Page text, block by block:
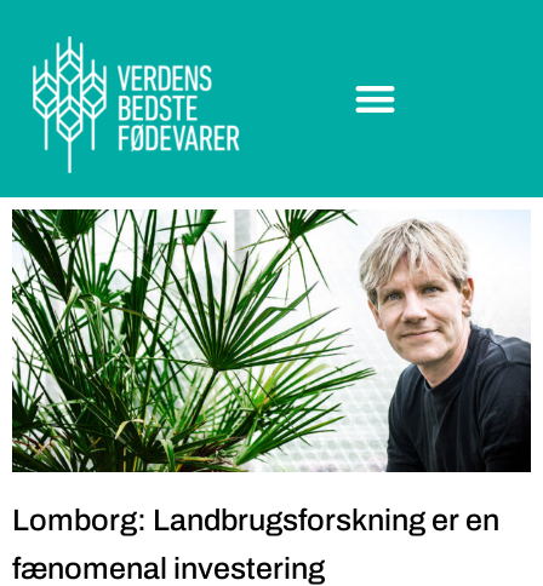
Lomborg: Landbrugsforskning er en
fænomenal investering